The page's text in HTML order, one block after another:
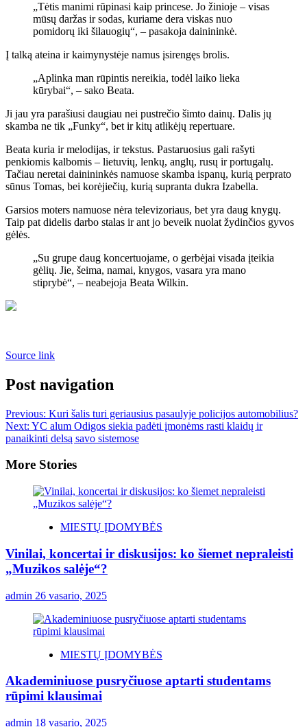
„Tėtis manimi rūpinasi kaip princese. Jo žinioje – visas
mūsų daržas ir sodas, kuriame dera viskas nuo
pomidorų iki šilauogių“, – pasakoja dainininkė.
Į talką ateina ir kaimynystėje namus įsirengęs brolis.
„Aplinka man rūpintis nereikia, todėl laiko lieka
kūrybai“, – sako Beata.
Ji jau yra parašiusi daugiau nei pustrečio šimto dainų. Dalis jų
skamba ne tik „Funky“, bet ir kitų atlikėjų repertuare.
Beata kuria ir melodijas, ir tekstus. Pastaruosius gali rašyti
penkiomis kalbomis – lietuvių, lenkų, anglų, rusų ir portugalų.
Tačiau neretai dainininkės namuose skamba ispanų, kurią perprato
sūnus Tomas, bei korėjiečių, kurią supranta dukra Izabella.
Garsios moters namuose nėra televizoriaus, bet yra daug knygų.
Taip pat didelis darbo stalas ir ant jo beveik nuolat žydinčios gyvos
gėlės.
„Su grupe daug koncertuojame, o gerbėjai visada įteikia
gėlių. Jie, šeima, namai, knygos, vasara yra mano
stiprybė“, – neabejoja Beata Wilkin.
Source link
Post navigation
Previous: Kuri šalis turi geriausius pasaulyje policijos automobilius?
Next: YC alum Odigos siekia padėti įmonėms rasti klaidų ir
panaikinti delsą savo sistemose
More Stories
MIESTŲ ĮDOMYBĖS
Vinilai, koncertai ir diskusijos: ko šiemet nepraleisti
„Muzikos salėje“?
admin 26 vasario, 2025
MIESTŲ ĮDOMYBĖS
Akademiniuose pusryčiuose aptarti studentams
rūpimi klausimai
admin 18 vasario, 2025